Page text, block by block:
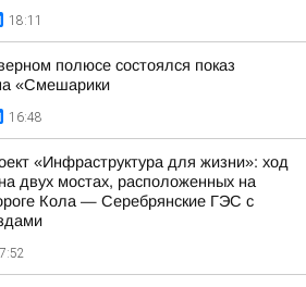
18:11
полюсе состоялся показ
«Смешарики
16:48
«Инфраструктура для жизни»: ход
двух мостах, расположенных на
Кола — Серебрянские ГЭС с